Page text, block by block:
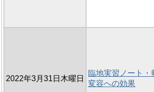
2022年3月31日木曜日
臨地実習ノート
変容への効果